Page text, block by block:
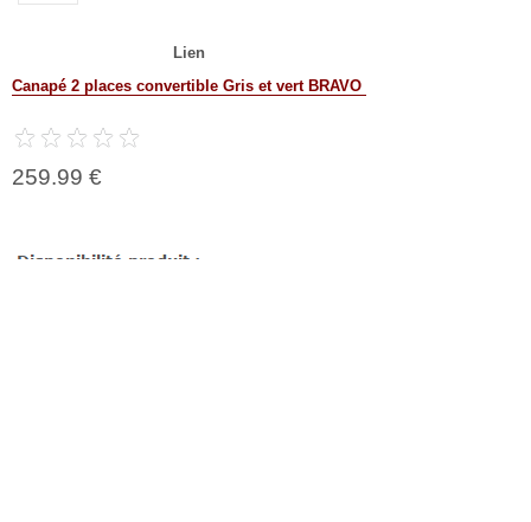
Lien
Canapé 2 places convertible Gris et vert BRAVO
259.99 €